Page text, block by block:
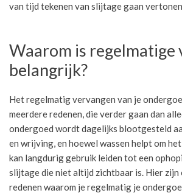
van tijd tekenen van slijtage gaan
Waarom is regelmatige
belangrijk?
Het regelmatig vervangen van je
meerdere redenen, die verder gaan dan
ondergoed wordt dagelijks blootgesteld
en wrijving, en hoewel wassen helpt om
kan langdurig gebruik leiden tot een
slijtage die niet altijd zichtbaar is. Hier zijn
redenen waarom je regelmatig je